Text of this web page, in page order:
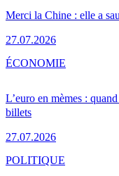
Merci la Chine : elle a
27.07.2026
L’euro en mèmes :
billets
27.07.2026
ÉCONOMIE
POLITIQUE